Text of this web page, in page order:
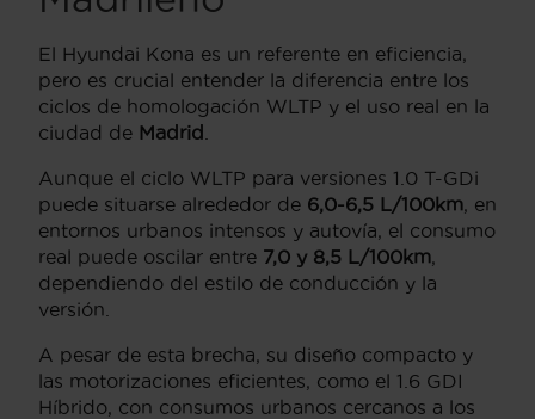
El Hyundai Kona es un referente en eficiencia,
pero es crucial entender la diferencia entre los
ciclos de homologación WLTP y el uso real en la
ciudad de Madrid
Aunque el ciclo WLTP para versiones 1.0 T-GDi
puede situarse alrededor de 6,0-6,5 L/100km , en
entornos urbanos intensos y autovía, el consumo
real puede oscilar entre 7,0 y 8,5 L/100km
dependiendo del estilo de conducción y la
versión.
A pesar de esta brecha, su diseño compacto y
las motorizaciones eficientes, como el 1.6 GDI
Híbrido, con consumos urbanos cercanos a los